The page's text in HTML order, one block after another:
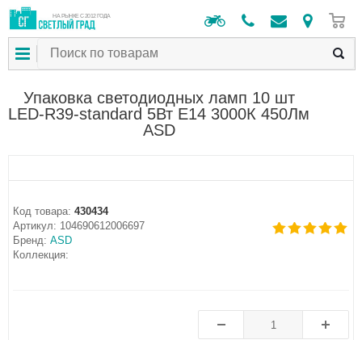
НА РЫНКЕ С 2012 ГОДА
Упаковка светодиодных ламп 10 шт
LED-R39-standard 5Вт Е14 3000К 450Лм
ASD
Код товара: 430434
Артикул: 104690612006697
Бренд: ASD
Коллекция: